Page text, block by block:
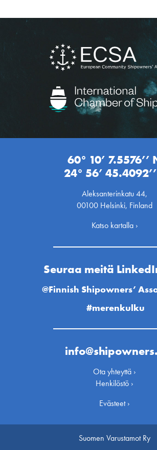
60° 10’ 7.5576’’
24° 56’
Aleksanterinkatu 44,
00100 Helsinki, Finland
Katso kartalla ›
Seuraa meitä
@Finnish Shipowners’
#merenkulku
Ota yhteyttä ›
Henkilöstö ›
Evästeet ›
Suomen Varustamot Ry